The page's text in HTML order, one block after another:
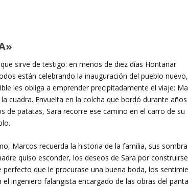
sirve de testigo: en menos de diez días Hontanar
están celebrando la inauguración del pueblo
les obliga a emprender precipitadamente el viaje:
cuadra. Envuelta en la colcha que bordó durante
de patatas, Sara recorre ese camino en el carro de su
Marcos recuerda la historia de la familia, sus
quiso esconder, los deseos de Sara por
que le procurase una buena boda, los
ingeniero falangista encargado de las obras del